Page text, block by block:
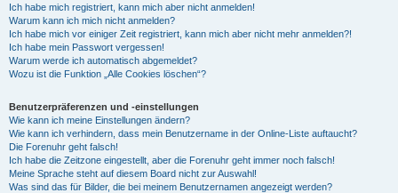
Ich habe mich registriert, kann mich aber nicht anmelden!
Warum kann ich mich nicht anmelden?
Ich habe mich vor einiger Zeit registriert, kann mich aber nicht mehr anmelden?!
Ich habe mein Passwort vergessen!
Warum werde ich automatisch abgemeldet?
Wozu ist die Funktion „Alle Cookies löschen“?
Benutzerpräferenzen und -einstellungen
Wie kann ich meine Einstellungen ändern?
Wie kann ich verhindern, dass mein Benutzername in der Online-Liste auftaucht?
Die Forenuhr geht falsch!
Ich habe die Zeitzone eingestellt, aber die Forenuhr geht immer noch falsch!
Meine Sprache steht auf diesem Board nicht zur Auswahl!
Was sind das für Bilder, die bei meinem Benutzernamen angezeigt werden?